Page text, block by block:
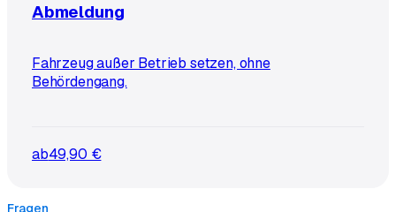
Abmeldung
Fahrzeug außer Betrieb setzen, ohne
Behördengang.
ab49,90 €
Fragen